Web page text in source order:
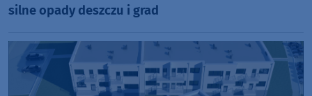
silne opady deszczu i grad